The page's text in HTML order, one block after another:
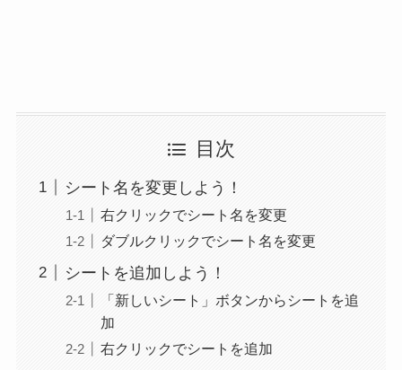
目次
シート名を変更しよう！
右クリックでシート名を変更
ダブルクリックでシート名を変更
シートを追加しよう！
「新しいシート」ボタンからシートを追
加
右クリックでシートを追加